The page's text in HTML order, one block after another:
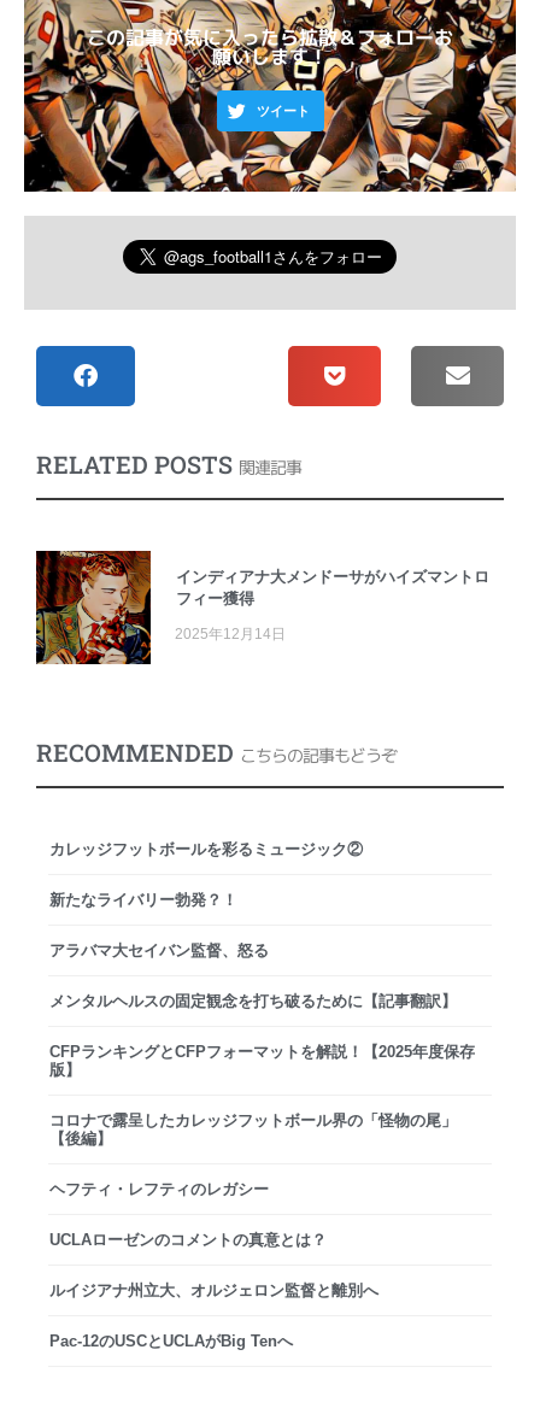
この記事が気に入ったら拡散＆フォローお
願いします！
ツイート
RELATED POSTS 関連記事
インディアナ大メンドーサがハイズマントロ
フィー獲得
2025年12月14日
RECOMMENDED こちらの記事もどうぞ
カレッジフットボールを彩るミュージック②
新たなライバリー勃発？！
アラバマ大セイバン監督、怒る
メンタルヘルスの固定観念を打ち破るために【記事翻訳】
CFPランキングとCFPフォーマットを解説！【2025年度保存
版】
コロナで露呈したカレッジフットボール界の「怪物の尾」
【後編】
ヘフティ・レフティのレガシー
UCLAローゼンのコメントの真意とは？
ルイジアナ州立大、オルジェロン監督と離別へ
Pac-12のUSCとUCLAがBig Tenへ